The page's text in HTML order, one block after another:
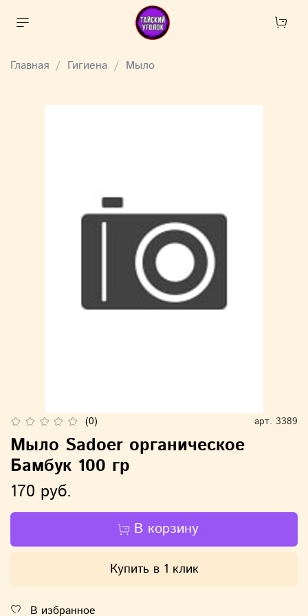
Главная Гигиена Мыло
(0) арт. 3389
Мыло Sadoer органическое
Бамбук 100 гр
170 руб.
В корзину
Купить в 1 клик
В избранное